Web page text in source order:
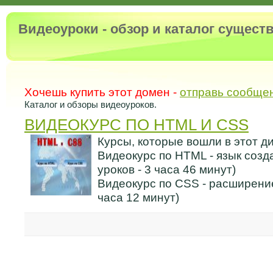
Видеоуроки - обзор и каталог
Хочешь купить этот домен - отправь
Каталог и обзоры видеоуроков.
ВИДЕОКУРС ПО HTML И CSS
Курсы, которые вошли в этот
Видеокурс по HTML - язык
уроков - 3 часа 46 минут)
Видеокурс по CSS -
часа 12 минут)